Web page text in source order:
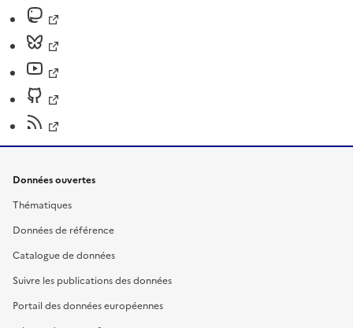
Données ouvertes
Thématiques
Données de référence
Catalogue de données
Suivre les publications des données
Portail des données européennes